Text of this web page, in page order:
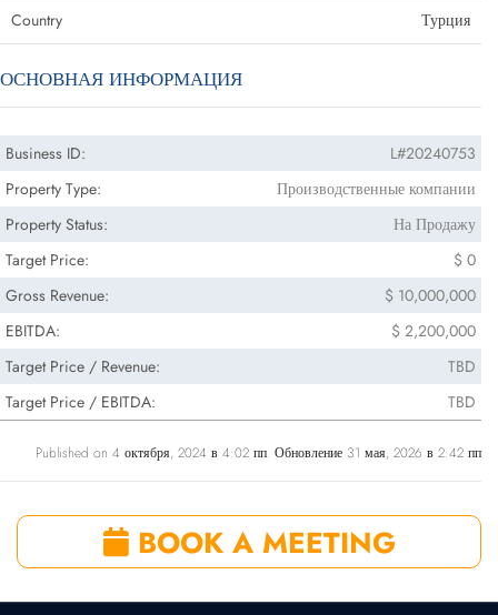
Country Турция
ОСНОВНАЯ ИНФОРМАЦИЯ
Business ID:
L#20240753
Property Type:
Производственные компании
Property Status:
На Продажу
Target Price:
$ 0
Gross Revenue:
$ 10,000,000
EBITDA:
$ 2,200,000
Target Price / Revenue:
TBD
Target Price / EBITDA:
TBD
Published on 4 октября, 2024 в 4:02 пп. Обновление 31 мая, 2026 в 2:42 пп
BOOK A MEETING